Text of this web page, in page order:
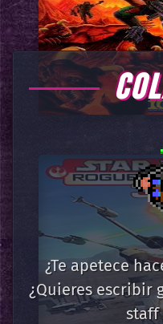
¿Te apetece
¿Quieres escribir
staff